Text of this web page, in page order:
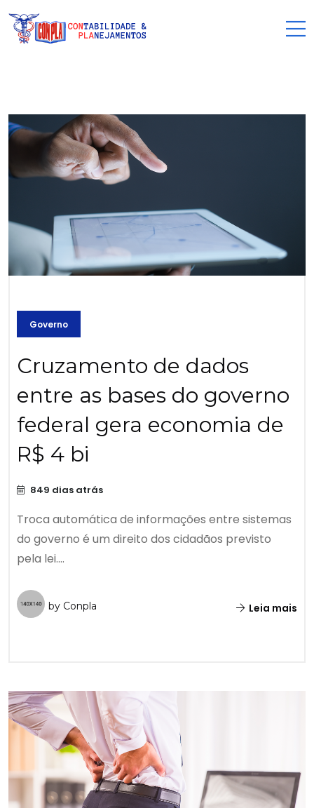
Governo
Cruzamento de dados
entre as bases do governo
federal gera economia de
R$ 4 bi
849 dias atrás
Troca automática de informações entre sistemas
do governo é um direito dos cidadãos previsto
pela lei....
by Conpla Leia mais